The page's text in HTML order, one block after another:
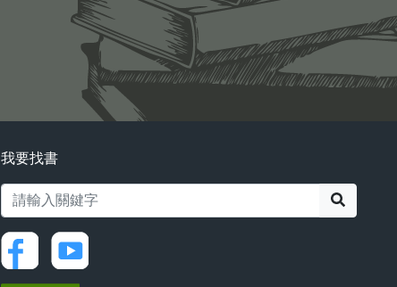
我要找書